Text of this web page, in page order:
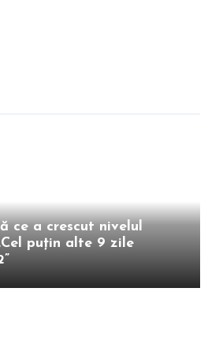
ce a crescut nivelul
puțin alte 9 zile